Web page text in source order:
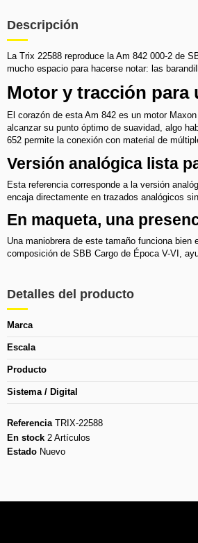
Descripción
La Trix 22588 reproduce la Am 842 000-2 de
mucho espacio para hacerse notar: las
Motor y tracción para
El corazón de esta Am 842 es un motor
alcanzar su punto óptimo de suavidad, algo
652 permite la conexión con material de
Versión analógica lista
Esta referencia corresponde a la versión
encaja directamente en trazados analógicos
En maqueta, una
Una maniobrera de este tamaño funciona
composición de SBB Cargo de Época V-VI,
Detalles del producto
Marca
Escala
Producto
Sistema / Digital
Referencia TRIX-22588
En stock 2 Artículos
Estado Nuevo